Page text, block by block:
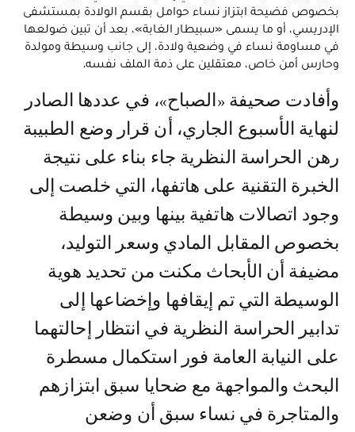
بخصوص فضيحة ابتزاز نساء حوامل بقسم الولادة بمستشفى
الإدريسي، أو ما يسمى «سبيطار الغابة»، بعد أن تبين ضولعها
في مساومة نساء في وضعية ولادة، إلى جانب وسيطة ومولدة
وحارس أمن خاص، معتقلين على ذمة الملف نفسه.
وأفادت صحيفة «الصباح»، في عددها الصادر
لنهاية الأسبوع الجاري، أن قرار وضع الطبيبة
رهن الحراسة النظرية جاء بناء على نتيجة
الخبرة التقنية على هاتفها، التي خلصت إلى
وجود اتصالات هاتفية بينها وبين وسيطة
بخصوص المقابل المادي وسعر التوليد،
مضيفة أن الأبحاث مكنت من تحديد هوية
الوسيطة التي تم إيقافها وإخضاعها إلى
تدابير الحراسة النظرية في انتظار إحالتهما
على النيابة العامة فور استكمال مسطرة
البحث والمواجهة مع ضحايا سبق ابتزازهم
والمتاجرة في نساء سبق أن وضعن